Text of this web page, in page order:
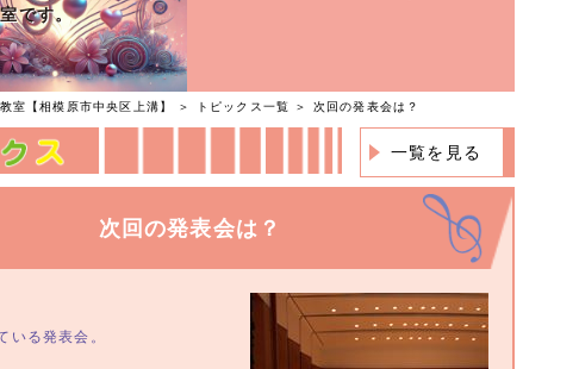
です。
室【相模原市中央区上溝】 ＞ トピックス一覧 ＞ 次回の発表会は？
一覧を見る
次回の発表会は？
いる発表会。